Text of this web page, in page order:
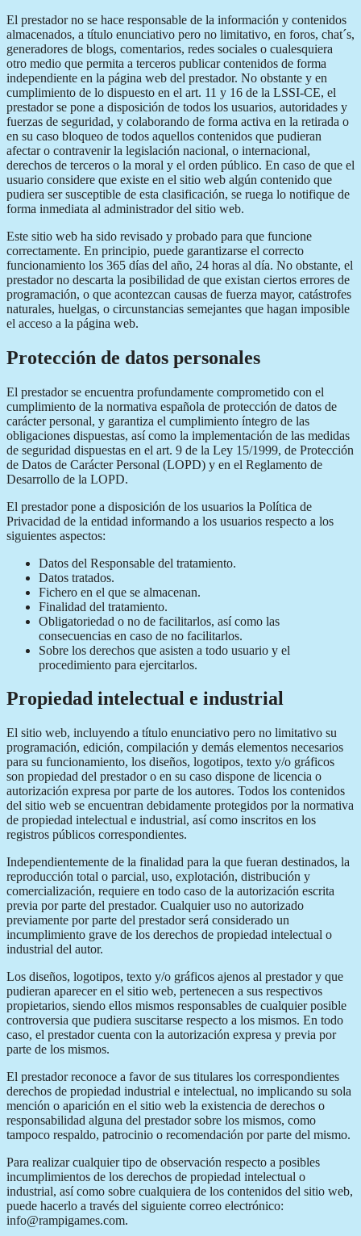
El prestador no se hace responsable de la información y contenidos
almacenados, a título enunciativo pero no limitativo, en foros, chat´s,
generadores de blogs, comentarios, redes sociales o cualesquiera
otro medio que permita a terceros publicar contenidos de forma
independiente en la página web del prestador. No obstante y en
cumplimiento de lo dispuesto en el art. 11 y 16 de la LSSI-CE, el
prestador se pone a disposición de todos los usuarios, autoridades y
fuerzas de seguridad, y colaborando de forma activa en la retirada o
en su caso bloqueo de todos aquellos contenidos que pudieran
afectar o contravenir la legislación nacional, o internacional,
derechos de terceros o la moral y el orden público. En caso de que el
usuario considere que existe en el sitio web algún contenido que
pudiera ser susceptible de esta clasificación, se ruega lo notifique de
forma inmediata al administrador del sitio web.
Este sitio web ha sido revisado y probado para que funcione
correctamente. En principio, puede garantizarse el correcto
funcionamiento los 365 días del año, 24 horas al día. No obstante, el
prestador no descarta la posibilidad de que existan ciertos errores de
programación, o que acontezcan causas de fuerza mayor, catástrofes
naturales, huelgas, o circunstancias semejantes que hagan imposible
el acceso a la página web.
Protección de datos personales
El prestador se encuentra profundamente comprometido con el
cumplimiento de la normativa española de protección de datos de
carácter personal, y garantiza el cumplimiento íntegro de las
obligaciones dispuestas, así como la implementación de las medidas
de seguridad dispuestas en el art. 9 de la Ley 15/1999, de Protección
de Datos de Carácter Personal (LOPD) y en el Reglamento de
Desarrollo de la LOPD.
El prestador pone a disposición de los usuarios la Política de
Privacidad de la entidad informando a los usuarios respecto a los
siguientes aspectos:
Datos del Responsable del tratamiento.
Datos tratados.
Fichero en el que se almacenan.
Finalidad del tratamiento.
Obligatoriedad o no de facilitarlos, así como las
consecuencias en caso de no facilitarlos.
Sobre los derechos que asisten a todo usuario y el
procedimiento para ejercitarlos.
Propiedad intelectual e industrial
El sitio web, incluyendo a título enunciativo pero no limitativo su
programación, edición, compilación y demás elementos necesarios
para su funcionamiento, los diseños, logotipos, texto y/o gráficos
son propiedad del prestador o en su caso dispone de licencia o
autorización expresa por parte de los autores. Todos los contenidos
del sitio web se encuentran debidamente protegidos por la normativa
de propiedad intelectual e industrial, así como inscritos en los
registros públicos correspondientes.
Independientemente de la finalidad para la que fueran destinados, la
reproducción total o parcial, uso, explotación, distribución y
comercialización, requiere en todo caso de la autorización escrita
previa por parte del prestador. Cualquier uso no autorizado
previamente por parte del prestador será considerado un
incumplimiento grave de los derechos de propiedad intelectual o
industrial del autor.
Los diseños, logotipos, texto y/o gráficos ajenos al prestador y que
pudieran aparecer en el sitio web, pertenecen a sus respectivos
propietarios, siendo ellos mismos responsables de cualquier posible
controversia que pudiera suscitarse respecto a los mismos. En todo
caso, el prestador cuenta con la autorización expresa y previa por
parte de los mismos.
El prestador reconoce a favor de sus titulares los correspondientes
derechos de propiedad industrial e intelectual, no implicando su sola
mención o aparición en el sitio web la existencia de derechos o
responsabilidad alguna del prestador sobre los mismos, como
tampoco respaldo, patrocinio o recomendación por parte del mismo.
Para realizar cualquier tipo de observación respecto a posibles
incumplimientos de los derechos de propiedad intelectual o
industrial, así como sobre cualquiera de los contenidos del sitio web,
puede hacerlo a través del siguiente correo electrónico:
info@rampigames.com.